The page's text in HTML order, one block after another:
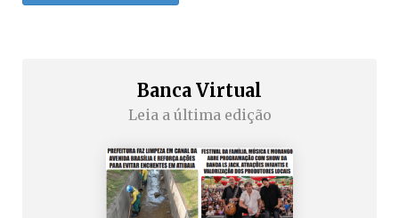
Banca Virtual
Leia a última edição